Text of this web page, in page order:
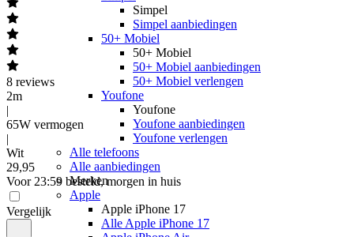
Simpel
Simpel aanbiedingen
50+ Mobiel
50+ Mobiel
50+ Mobiel aanbiedingen
50+ Mobiel verlengen
Youfone
Youfone
Youfone aanbiedingen
Youfone verlengen
Alle telefoons
Alle aanbiedingen
Merken
Apple
Apple iPhone 17
Alle Apple iPhone 17
8 reviews
2m
|
65W vermogen
|
Wit
29,95
Voor 23:59 besteld, morgen in huis
Vergelijk